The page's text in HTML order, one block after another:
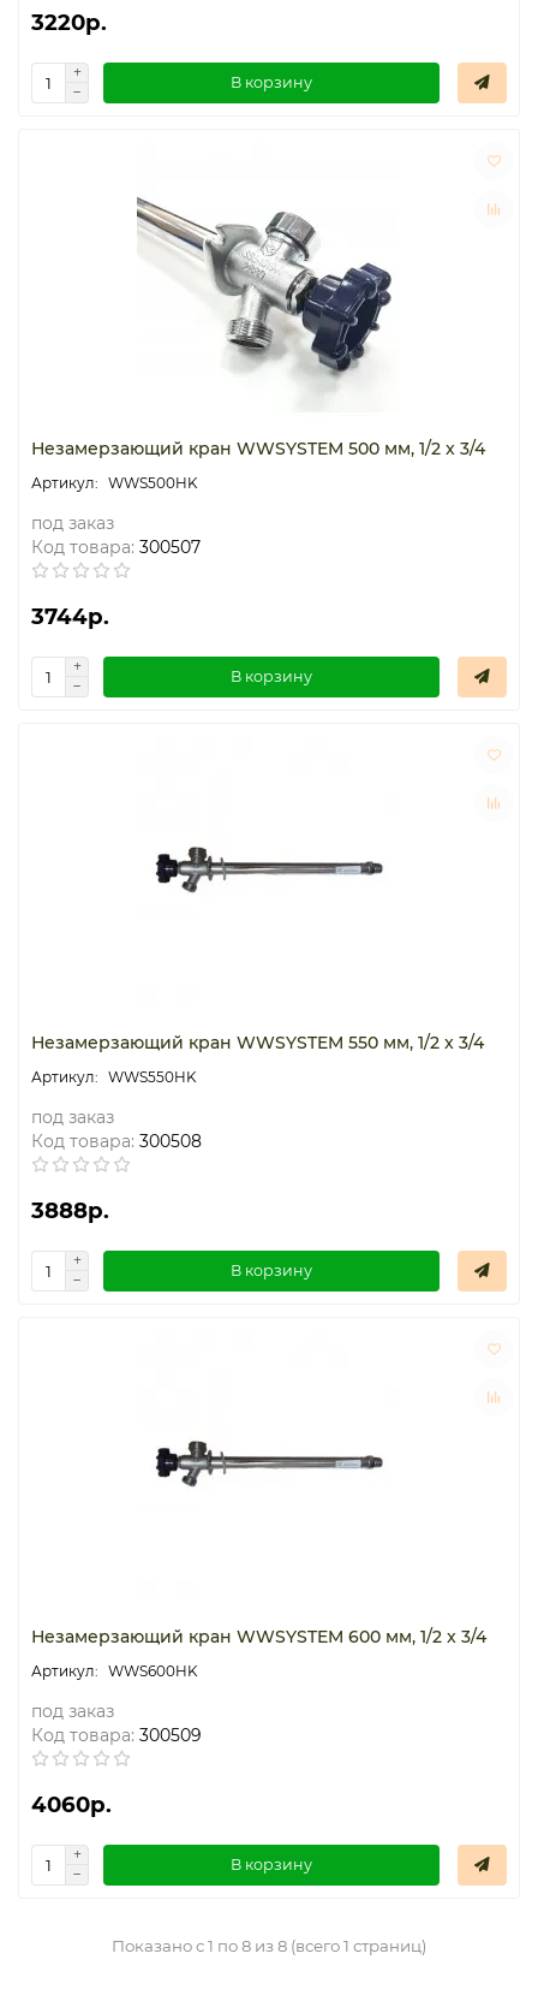
3220р.
В корзину
Незамерзающий кран WWSYSTEM 500 мм, 1/2 x 3/4
WWS500HK
под заказ
Код товара: 300507
3744р.
В корзину
Незамерзающий кран WWSYSTEM 550 мм, 1/2 x 3/4
WWS550HK
под заказ
Код товара: 300508
3888р.
В корзину
Незамерзающий кран WWSYSTEM 600 мм, 1/2 x 3/4
WWS600HK
под заказ
Код товара: 300509
4060р.
В корзину
Показано с 1 по 8 из 8 (всего 1 страниц)